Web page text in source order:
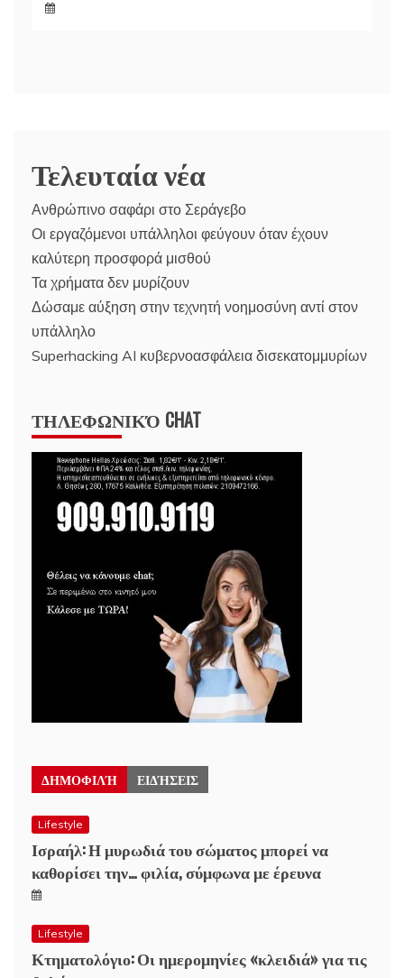
Τελευταία νέα
Ανθρώπινο σαφάρι στο Σεράγεβο
Οι εργαζόμενοι υπάλληλοι φεύγουν όταν έχουν
καλύτερη προσφορά μισθού
Τα χρήματα δεν μυρίζουν
Δώσαμε αύξηση στην τεχνητή νοημοσύνη αντί στον
υπάλληλο
Superhacking AI κυβερνοασφάλεια δισεκατομμυρίων
ΤΗΛΕΦΩΝΙΚΌ CHAT
ΔΗΜΟΦΙΛΉ ΕΙΔΉΣΕΙΣ
Lifestyle
Ισραήλ: Η μυρωδιά του σώματος μπορεί να
καθορίσει την… φιλία, σύμφωνα με έρευνα
Lifestyle
Κτηματολόγιο: Οι ημερομηνίες «κλειδιά» για τις